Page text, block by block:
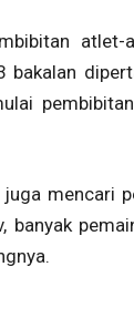
mencari
banyak